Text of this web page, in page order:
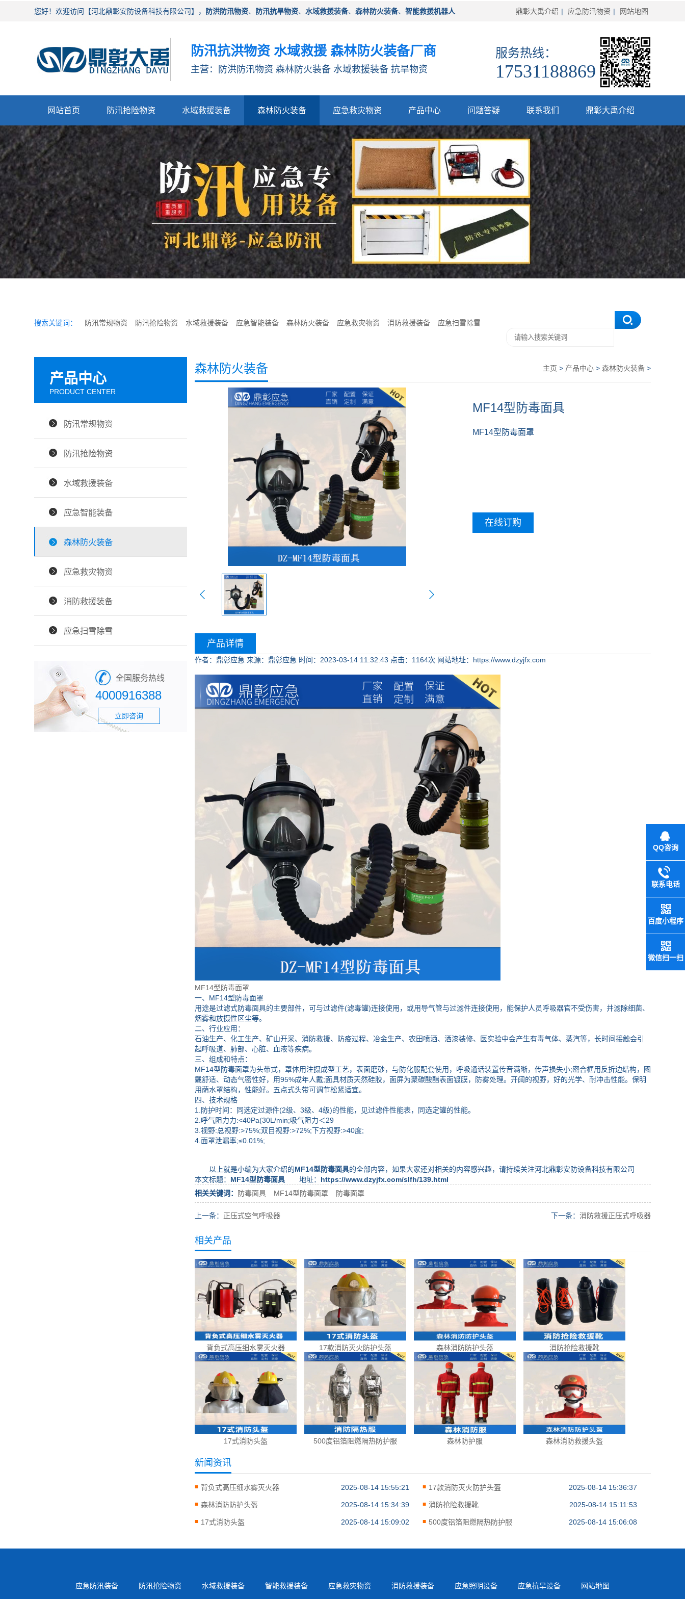
您好！欢迎访问【河北鼎彰安防设备科技有限公司】， 防洪防汛物资、 防汛抗旱物资、 水域救援装备、 森林防火装备、 智能救援机器人 鼎彰大禹介绍 | 应急防汛物资 | 网站地图
防汛抗洪物资 水域救援 森林防火装备厂商
主营：防洪防汛物资 森林防火装备 水域救援装备 抗旱物资
服务热线：
17531188869
网站首页 防汛抢险物资 水域救援装备 森林防火装备 应急救灾物资 产品中心 问题答疑 联系我们 鼎彰大禹介绍
搜索关键词： 防汛常规物资 防汛抢险物资 水域救援装备 应急智能装备 森林防火装备 应急救灾物资 消防救援装备 应急扫雪除雪
产品中心
PRODUCT CENTER
防汛常规物资
防汛抢险物资
水域救援装备
应急智能装备
森林防火装备
应急救灾物资
消防救援装备
应急扫雪除雪
全国服务热线
4000916388
立即咨询
森林防火装备 主页 > 产品中心 > 森林防火装备 >
MF14型防毒面具
MF14型防毒面罩
在线订购
产品详情
作者：鼎彰应急 来源：鼎彰应急 时间：2023-03-14 11:32:43 点击： 1164次 网站地址：https://www.dzyjfx.com
MF14型防毒面罩
一、MF14型防毒面罩
用途是过滤式防毒面具的主要部件，可与过滤件(滤毒罐)连接使用，或用导气管与过滤件连接使用，能保护人员呼吸器官不受伤害，井滤除细菌、
烟雾和放摄性区尘等。
二、行业应用：
石油生产、化工生产、矿山开采、消防救援、防疫过程、冶金生产、农田喷洒、洒漆装修、医实验中会产生有毒气体、蒸汽等，长时间接触会引
起呼吸道、肺部、心脏、血液等疾病。
三、组成和特点：
MF14型防毒面罩为头带式，罩体用注摄成型工艺，表面磨砂，与防化服配套使用，呼吸通话装置传音满晰，传声损失小;密合框用反折边结构，國
戴舒适、动态气密性好，用95%成年人戴;面具材质天然硅胶，面屏为聚碳酸酯表面镀膜，防雾处理。开阔的视野，好的光学、耐冲击性能。保明
用荫水罩结构，性能好。五点式头带可调节松紧适宜。
四、技术规格
1.防护时间：同选定过源件(2级、3级、4级)的性能，见过滤件性能表，同选定罐的性能。
2.呼气阻力力:<40Pa(30L/min;吸气阻力＜29
3.视野:总视野:>75%;双目视野:>72%;下方视野:>40度;
4.面罩泄漏率;≤0.01%;
以上就是小编为大家介绍的MF14型防毒面具的全部内容，如果大家还对相关的内容感兴趣，请持续关注河北鼎彰安防设备科技有限公司
本文标题： MF14型防毒面具 地址： https://www.dzyjfx.com/slfh/139.html
相关关键词：
防毒面具 MF14型防毒面罩 防毒面罩
上一条： 正压式空气呼吸器 下一条： 消防救援正压式呼吸器
相关产品
背负式高压细水雾灭火器 17款消防灭火防护头盔 森林消防防护头盔 消防抢险救援靴
17式消防头盔 500度铝箔阻燃隔热防护服 森林防护服 森林消防救援头盔
新闻资讯
背负式高压细水雾灭火器 2025-08-14 15:55:21 17款消防灭火防护头盔 2025-08-14 15:36:37
森林消防防护头盔 2025-08-14 15:34:39 消防抢险救援靴 2025-08-14 15:11:53
17式消防头盔 2025-08-14 15:09:02 500度铝箔阻燃隔热防护服 2025-08-14 15:06:08
应急防汛装备 防汛抢险物资 水域救援装备 智能救援装备 应急救灾物资 消防救援装备 应急照明设备 应急抗旱设备 网站地图
QQ咨询
联系电话
百度小程序
微信扫一扫